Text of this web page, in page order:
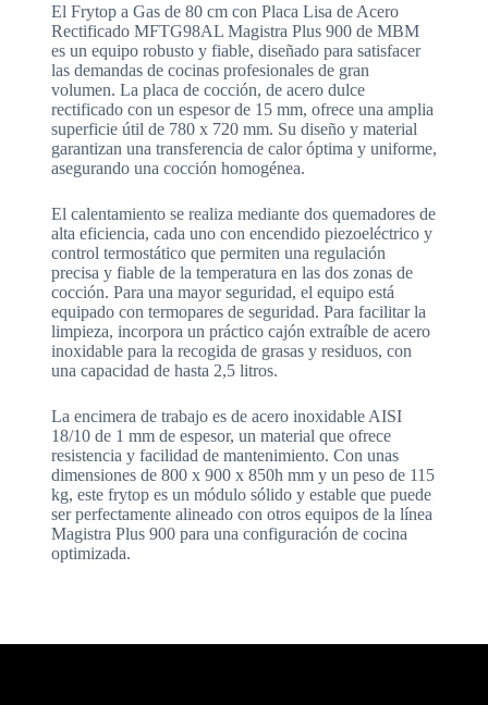
El Frytop a Gas de 80 cm con Placa Lisa de Acero
Rectificado MFTG98AL Magistra Plus 900 de MBM
es un equipo robusto y fiable, diseñado para satisfacer
las demandas de cocinas profesionales de gran
volumen. La placa de cocción, de acero dulce
rectificado con un espesor de 15 mm, ofrece una amplia
superficie útil de 780 x 720 mm. Su diseño y material
garantizan una transferencia de calor óptima y uniforme,
asegurando una cocción homogénea.
El calentamiento se realiza mediante dos quemadores de
alta eficiencia, cada uno con encendido piezoeléctrico y
control termostático que permiten una regulación
precisa y fiable de la temperatura en las dos zonas de
cocción. Para una mayor seguridad, el equipo está
equipado con termopares de seguridad. Para facilitar la
limpieza, incorpora un práctico cajón extraíble de acero
inoxidable para la recogida de grasas y residuos, con
una capacidad de hasta 2,5 litros.
La encimera de trabajo es de acero inoxidable AISI
18/10 de 1 mm de espesor, un material que ofrece
resistencia y facilidad de mantenimiento. Con unas
dimensiones de 800 x 900 x 850h mm y un peso de 115
kg, este frytop es un módulo sólido y estable que puede
ser perfectamente alineado con otros equipos de la línea
Magistra Plus 900 para una configuración de cocina
optimizada.